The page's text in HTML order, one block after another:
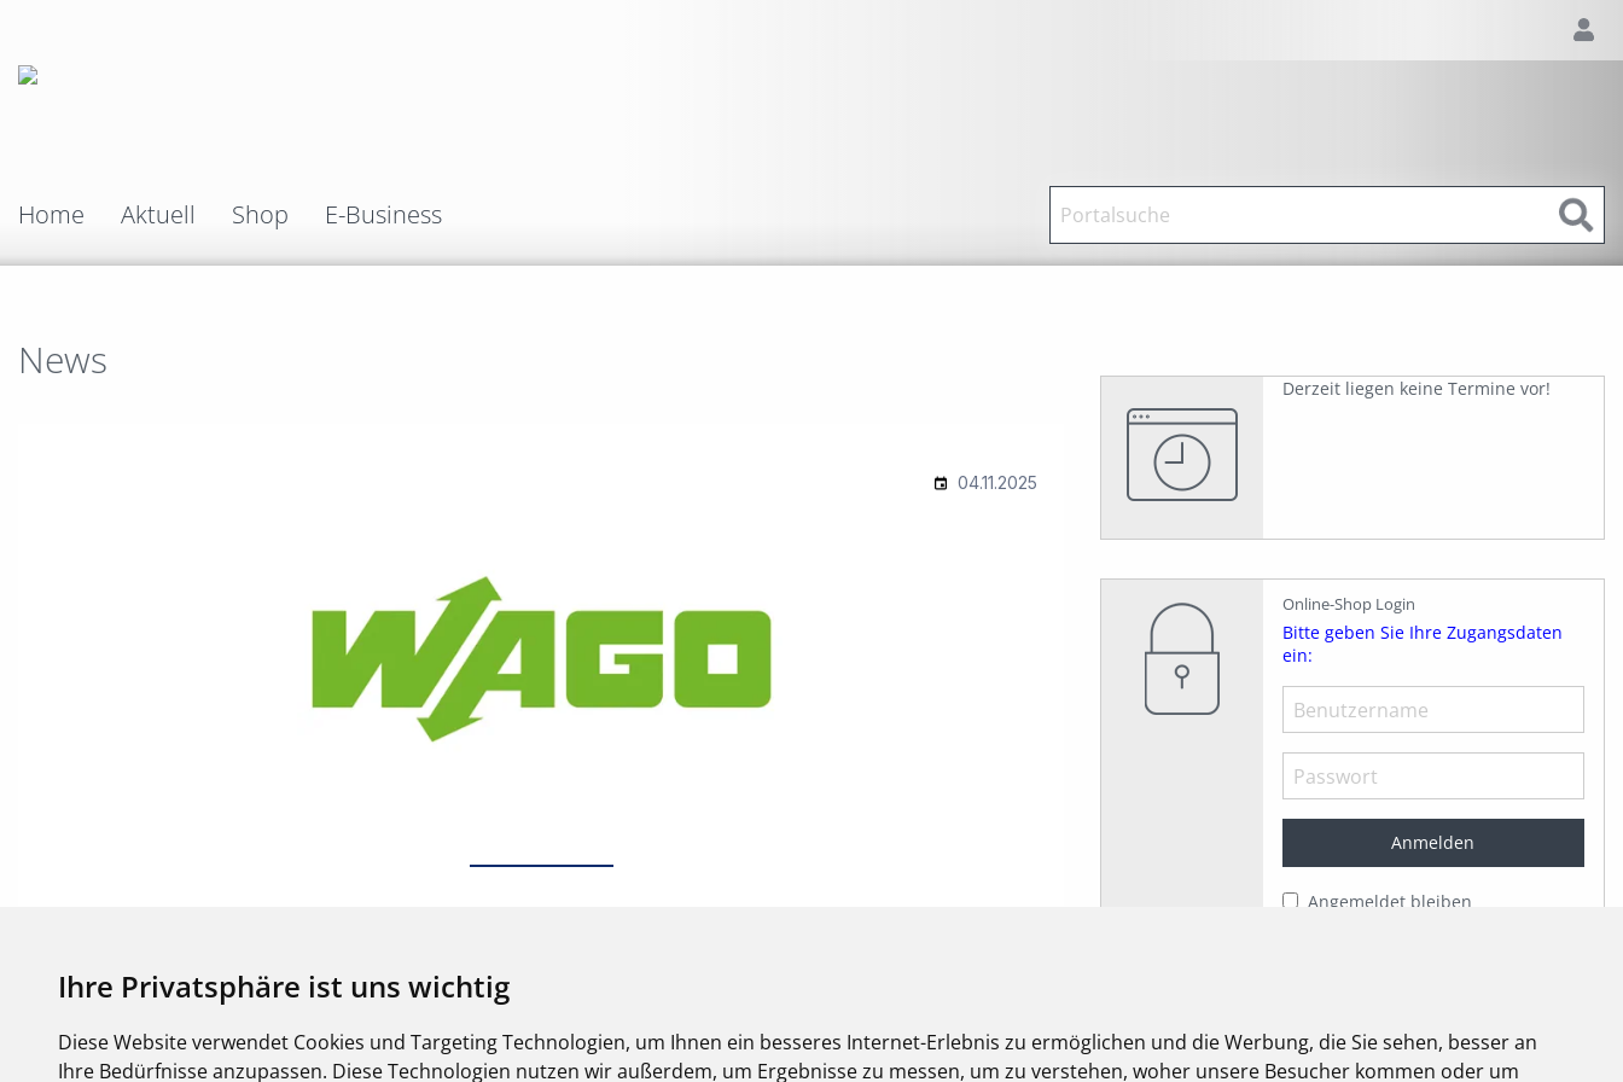
Ihre Privatsphäre ist uns wichtig
Diese Website verwendet Cookies und Targeting Technologien, um Ihnen ein besseres Internet-Erlebnis zu ermöglichen und die Werbung, die Sie sehen, besser an
Ihre Bedürfnisse anzupassen. Diese Technologien nutzen wir außerdem, um Ergebnisse zu messen, um zu verstehen, woher unsere Besucher kommen oder um
Home Aktuell Shop E-Business
News
Derzeit liegen keine Termine vor!
Online-Shop Login
Bitte geben Sie Ihre Zugangsdaten
ein:
Angemeldet bleiben
elektroforum